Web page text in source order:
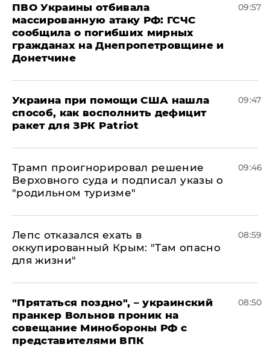
ПВО Украины отбивала
массированную атаку РФ: ГСЧС
сообщила о погибших мирных
гражданах на Днепропетровщине и
Донетчине
09:57
Украина при помощи США нашла
способ, как восполнить дефицит
ракет для ЗРК Patriot
09:47
Трамп проигнорировал решение
Верховного суда и подписал указы о
"родильном туризме"
09:46
Лепс отказался ехать в
оккупированный Крым: "Там опасно
для жизни"
08:59
"Прятаться поздно", – украинский
пранкер Вольнов проник на
совещание Минобороны РФ с
представителями ВПК
08:50